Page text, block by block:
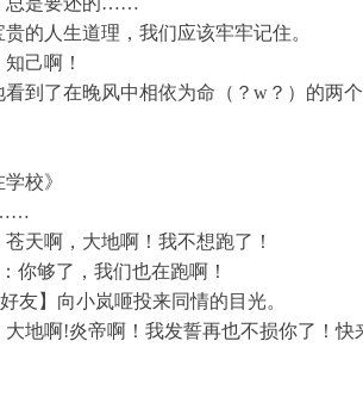
的人生道理，我们应该牢牢记住。
己啊！
看到了在晚风中相依为命（？w？）的
校》
天啊，大地啊！我不想跑了！
你够了，我们也在跑啊！
友】向小岚咂投来同情的目光。
地啊!炎帝啊！我发誓再也不损你了！快